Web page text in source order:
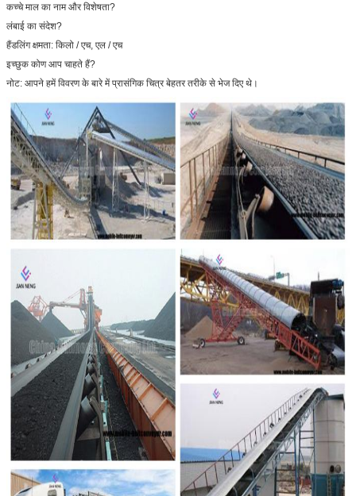
कच्चे माल का नाम और विशेषता?
लंबाई का संदेश?
हैंडलिंग क्षमता: किलो / एच, एल / एच
इच्छुक कोण आप चाहते हैं?
नोट: आपने हमें विवरण के बारे में प्रासंगिक चित्र बेहतर तरीके से भेज दिए थे।